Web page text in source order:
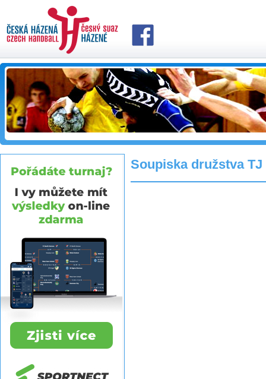
Soupiska družstva